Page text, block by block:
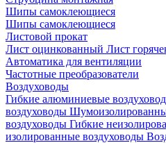
Шипы самоклеющиеся
Шипы самоклеющиеся
Листовой прокат
Лист оцинкованный Лист
Автоматика для вентиляции
Частотные преобразователи
Воздуховоды
Гибкие алюминиевые
воздуховоды
воздуховоды Гибкие
изолированные воздуховоды